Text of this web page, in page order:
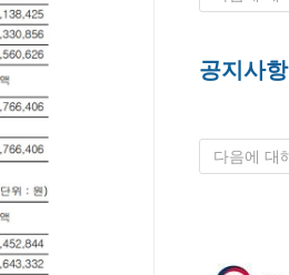
공지사항